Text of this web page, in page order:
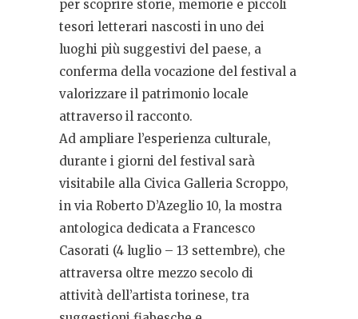
per scoprire storie, memorie e piccoli
tesori letterari nascosti in uno dei
luoghi più suggestivi del paese, a
conferma della vocazione del festival a
valorizzare il patrimonio locale
attraverso il racconto.
Ad ampliare l’esperienza culturale,
durante i giorni del festival sarà
visitabile alla Civica Galleria Scroppo,
in via Roberto D’Azeglio 10, la mostra
antologica dedicata a Francesco
Casorati (4 luglio – 13 settembre), che
attraversa oltre mezzo secolo di
attività dell’artista torinese, tra